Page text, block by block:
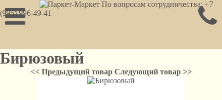
По вопросам сотрудничества: +7
(995) 996-49-41
Бирюзовый
<< Предыдущий товар Следующий товар >>